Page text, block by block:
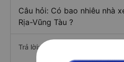
Câu hỏi: Có bao nhiêu nhà
Rịa-Vũng Tàu ?
Trả lời: Hiện tại có 3 nhà xe khai